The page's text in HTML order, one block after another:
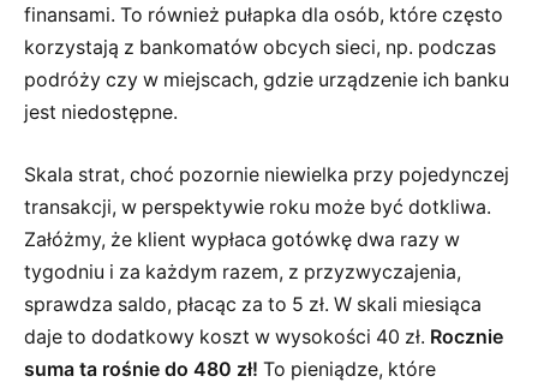
finansami. To również pułapka dla osób, które często
korzystają z bankomatów obcych sieci, np. podczas
podróży czy w miejscach, gdzie urządzenie ich banku
jest niedostępne.
Skala strat, choć pozornie niewielka przy pojedynczej
transakcji, w perspektywie roku może być dotkliwa.
Załóżmy, że klient wypłaca gotówkę dwa razy w
tygodniu i za każdym razem, z przyzwyczajenia,
sprawdza saldo, płacąc za to 5 zł. W skali miesiąca
daje to dodatkowy koszt w wysokości 40 zł. Rocznie
suma ta rośnie do 480 zł! To pieniądze, które